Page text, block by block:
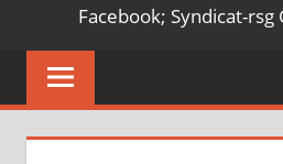
Facebook; Syndicat-